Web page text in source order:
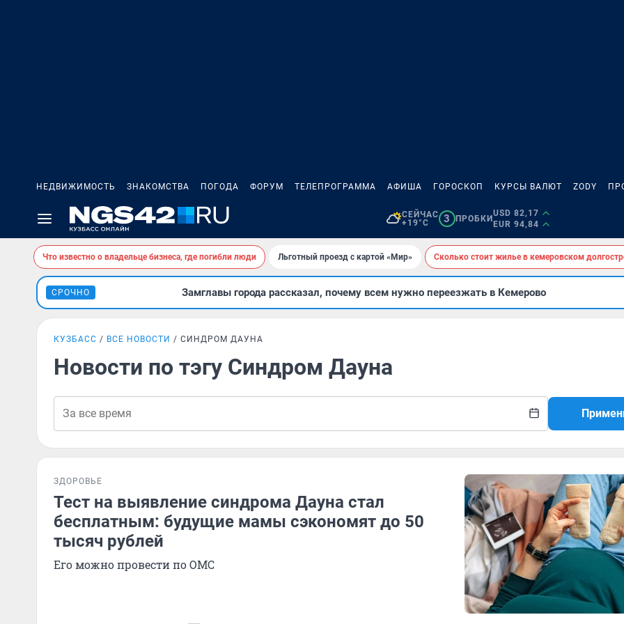
НЕДВИЖИМОСТЬ ЗНАКОМСТВА ПОГОДА ФОРУМ ТЕЛЕПРОГРАММА АФИША ГОРОСКОП КУРСЫ ВАЛЮТ ZODY
СЕЙЧАС
+19°C
3 ПРОБКИ
USD 82,17
EUR 94,84
Что известно о владельце бизнеса, где погибли люди Льготный проезд с картой «Мир» Сколько стоит жилье в кемеровском
СРОЧНО Замглавы города рассказал, почему всем нужно переезжать в Кемерово
КУЗБАСС ВСЕ НОВОСТИ СИНДРОМ ДАУНА
Новости по тэгу Синдром Дауна
ЗДОРОВЬЕ
Тест на выявление синдрома Дауна стал
бесплатным: будущие мамы сэкономят до 50
тысяч рублей
Его можно провести по ОМС